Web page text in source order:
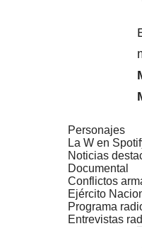
Personajes
La W en
Noticias
Documental
Conflictos
Ejército
Programa
Entrevistas